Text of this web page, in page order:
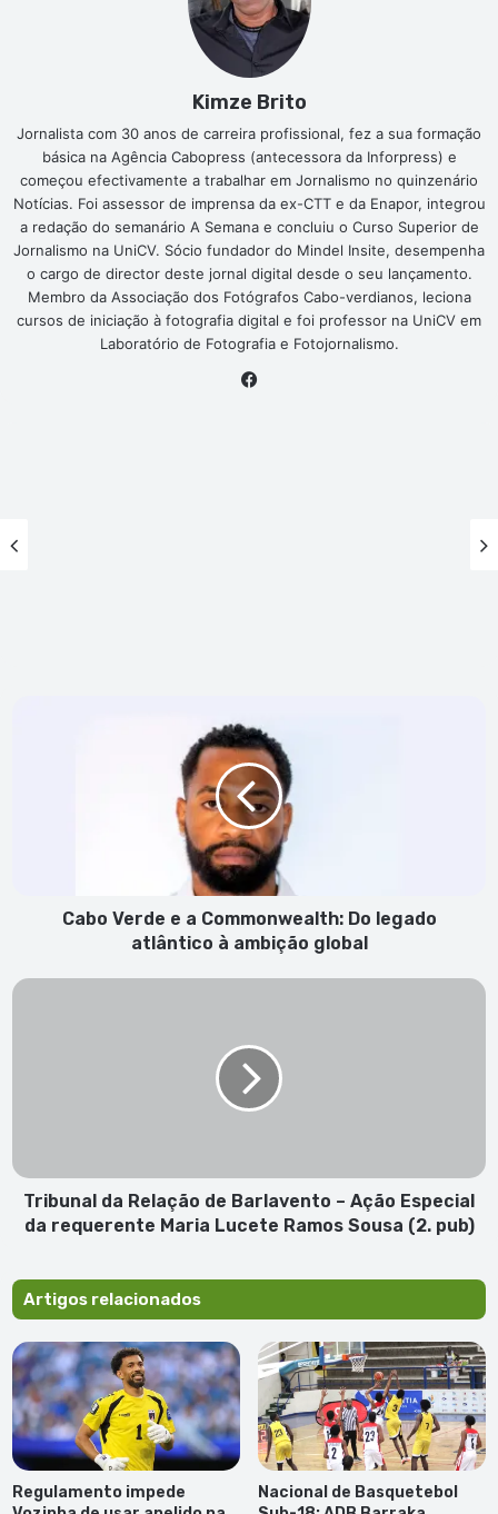
Kimze Brito
Jornalista com 30 anos de carreira profissional, fez a sua formação
básica na Agência Cabopress (antecessora da Inforpress) e
começou efectivamente a trabalhar em Jornalismo no quinzenário
Notícias. Foi assessor de imprensa da ex-CTT e da Enapor, integrou
a redação do semanário A Semana e concluiu o Curso Superior de
Jornalismo na UniCV. Sócio fundador do Mindel Insite, desempenha
o cargo de director deste jornal digital desde o seu lançamento.
Membro da Associação dos Fotógrafos Cabo-verdianos, leciona
cursos de iniciação à fotografia digital e foi professor na UniCV em
Laboratório de Fotografia e Fotojornalismo.
ambiçãoCabo Verde e a Commonwealth: Do legado
atlântico à ambição global
Tribunal
da
requerente
Maria
Sousa
(2.
pub)
Tribunal da Relação de Barlavento – Ação Especial
da requerente Maria Lucete Ramos Sousa (2. pub)
Artigos relacionados
Regulamento impede
Nacional de Basquetebol